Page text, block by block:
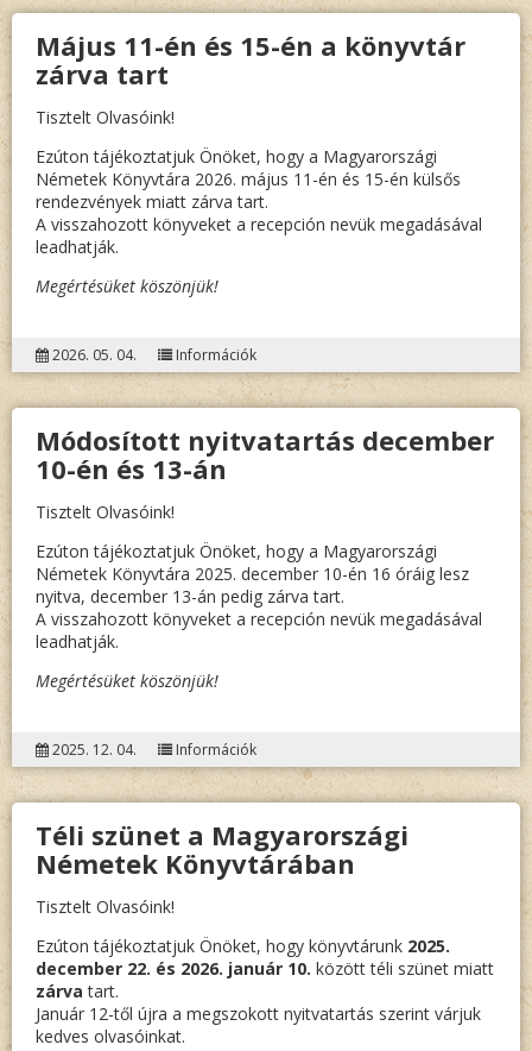
Május 11-én és 15-én a könyvtár
zárva tart
Tisztelt Olvasóink!
Ezúton tájékoztatjuk Önöket, hogy a Magyarországi
Németek Könyvtára 2026. május 11-én és 15-én külsős
rendezvények miatt zárva tart.
A visszahozott könyveket a recepción nevük megadásával
leadhatják.
Megértésüket köszönjük!
2026. 05. 04. Információk
Módosított nyitvatartás december
10-én és 13-án
Tisztelt Olvasóink!
Ezúton tájékoztatjuk Önöket, hogy a Magyarországi
Németek Könyvtára 2025. december 10-én 16 óráig lesz
nyitva, december 13-án pedig zárva tart.
A visszahozott könyveket a recepción nevük megadásával
leadhatják.
Megértésüket köszönjük!
2025. 12. 04. Információk
Téli szünet a Magyarországi
Németek Könyvtárában
Tisztelt Olvasóink!
Ezúton tájékoztatjuk Önöket, hogy könyvtárunk 2025.
december 22. és 2026. január 10. között téli szünet miatt
zárva tart.
Január 12-től újra a megszokott nyitvatartás szerint várjuk
kedves olvasóinkat.